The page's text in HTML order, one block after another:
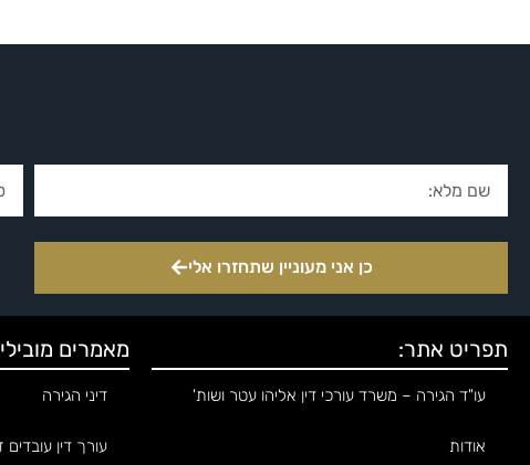
כן אני מעוניין שתחזרו אלי
תפריט אתר:
עו"ד הגירה – משרד עורכי דין אליהו עטר ושות'
אודות
מאמרים
דיני הגירה
עורך דין עובדים